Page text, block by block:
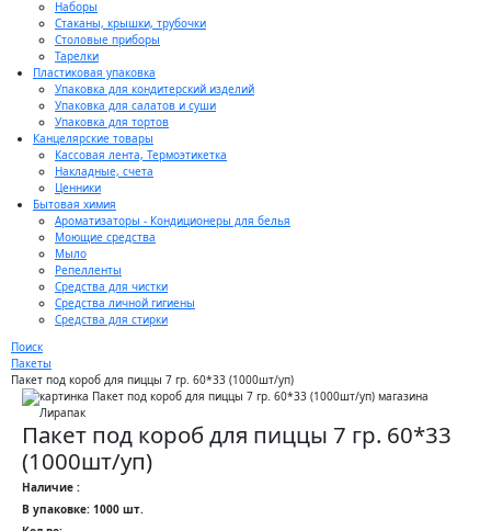
Наборы
Стаканы, крышки, трубочки
Столовые приборы
Тарелки
Пластиковая упаковка
Упаковка для кондитерский изделий
Упаковка для салатов и суши
Упаковка для тортов
Канцелярские товары
Кассовая лента, Термоэтикетка
Накладные, счета
Ценники
Бытовая химия
Ароматизаторы - Кондиционеры для белья
Моющие средства
Мыло
Репелленты
Средства для чистки
Средства личной гигиены
Средства для стирки
Поиск
Пакеты
Пакет под короб для пиццы 7 гр. 60*33 (1000шт/уп)
Пакет под короб для пиццы 7 гр. 60*33
(1000шт/уп)
Наличие :
В упаковке: 1000 шт.